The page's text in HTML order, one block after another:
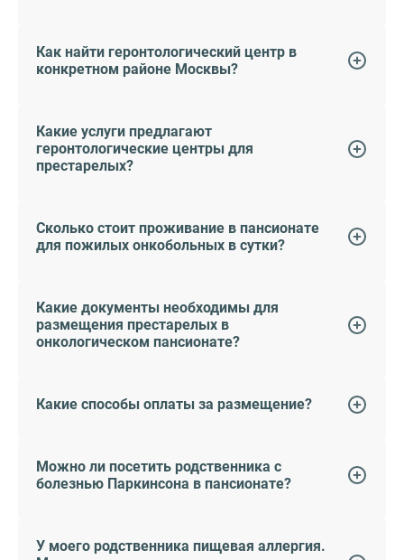
Как найти геронтологический центр в
конкретном районе Москвы?
Какие услуги предлагают
геронтологические центры для
престарелых?
Сколько стоит проживание в пансионате
для пожилых онкобольных в сутки?
Какие документы необходимы для
размещения престарелых в
онкологическом пансионате?
Какие способы оплаты за размещение?
Можно ли посетить родственника с
болезнью Паркинсона в пансионате?
У моего родственника пищевая аллергия.